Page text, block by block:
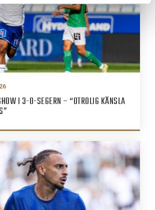
I 3-0-SEGERN – “OTROLIG KÄNSLA